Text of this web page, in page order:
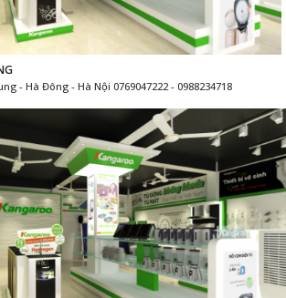
- Hà Đông - Hà Nội 0769047222 - 0988234718